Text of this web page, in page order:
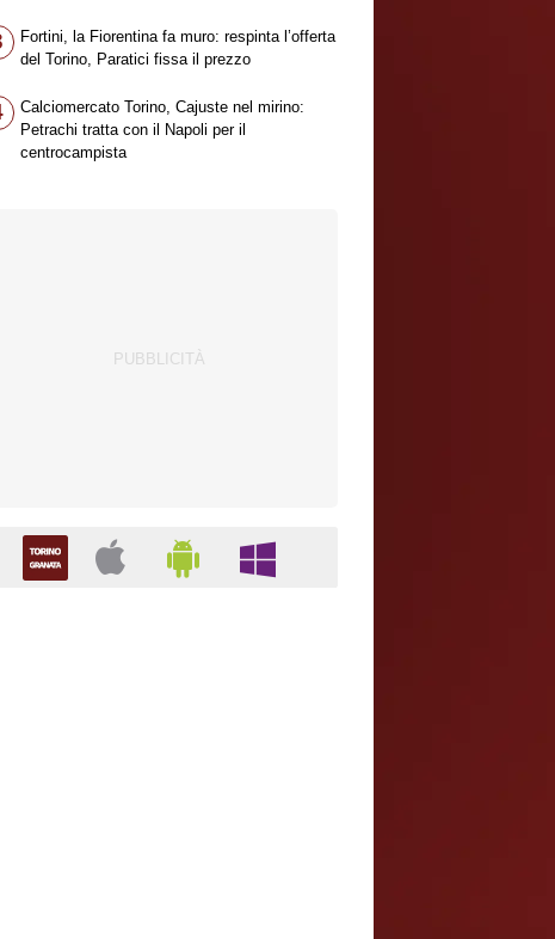
Fortini, la Fiorentina fa muro: respinta l’offerta
del Torino, Paratici fissa il prezzo
Calciomercato Torino, Cajuste nel mirino:
Petrachi tratta con il Napoli per il
centrocampista